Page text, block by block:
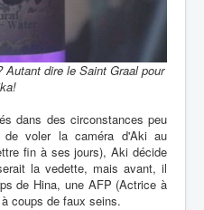
Autant dire le Saint Graal pour
dans des circonstances peu
de voler la caméra d'Aki au
fin à ses jours), Aki décide
la vedette, mais avant, il
de Hina, une AFP (Actrice à
coups de faux seins.